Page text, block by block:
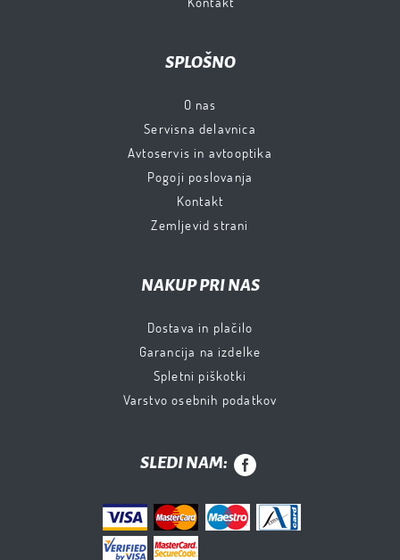
SPLOŠNO
O nas
Servisna delavnica
Avtoservis in avtooptika
Pogoji poslovanja
Kontakt
Zemljevid strani
NAKUP PRI NAS
Dostava in plačilo
Garancija na izdelke
Spletni piškotki
Varstvo osebnih podatkov
SLEDI NAM: